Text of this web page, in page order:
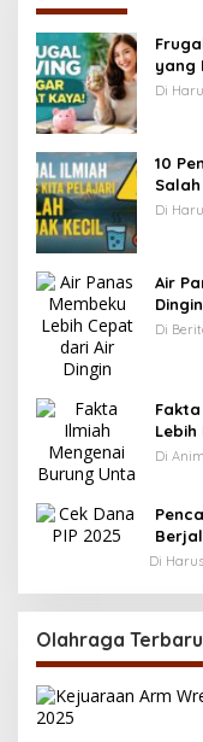
yang
Di
10
Di
Air
Di
Di
Di
Olahraga Terbaru